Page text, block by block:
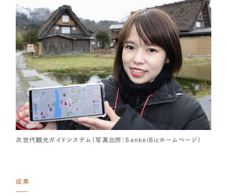
次世代観光ガイドシステム（写真出所：SankeiBizホームページ）
成果